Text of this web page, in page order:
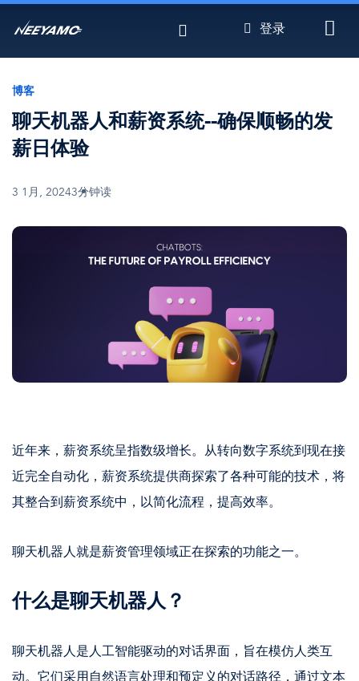
转
容
登录
博客
聊天机器人和薪资系统--确保顺畅的发
薪日体验
3 1月, 20243分钟读
图
近年来，薪资系统呈指数级增长。从转向数字系统到现在接
近完全自动化，薪资系统提供商探索了各种可能的技术，将
其整合到薪资系统中，以简化流程，提高效率。
聊天机器人就是薪资管理领域正在探索的功能之一。
什么是聊天机器人？
聊天机器人是人工智能驱动的对话界面，旨在模仿人类互
动。它们采用自然语言处理和预定义的对话路径，通过文本